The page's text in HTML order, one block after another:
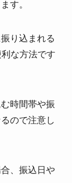
す。
り込まれる
な方法です
時間帯や振
ので注意し
、振込日や